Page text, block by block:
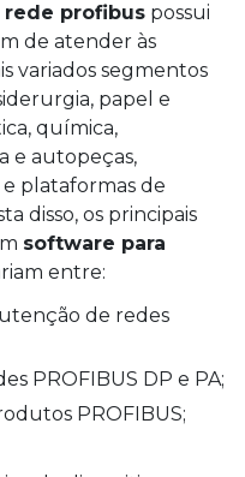
rede profibus possui
de atender às
variados segmentos
papel e
química,
e autopeças,
plataformas de
disso, os principais
software para
entre:
PROFIBUS DP e PA;
PROFIBUS;